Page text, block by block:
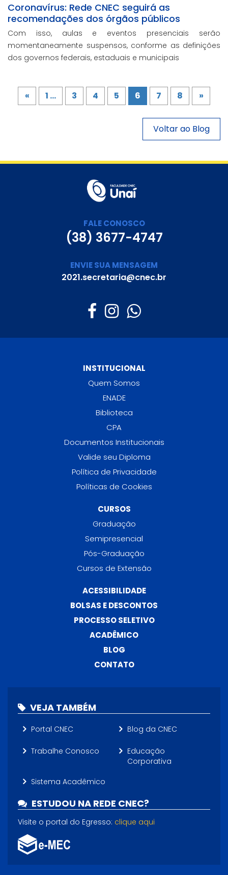
Coronavírus: Rede CNEC seguirá as
recomendações dos órgãos públicos
Com isso, aulas e eventos presenciais serão
momentaneamente suspensos, conforme as definições
dos governos federais, estaduais e municipais
« 1 ... 3 4 5 6 7 8 »
Voltar ao Blog
FALE CONOSCO
(38) 3677-4747
ENVIE SUA MENSAGEM
2021.secretaria@cnec.br
INSTITUCIONAL
Quem Somos
ENADE
Biblioteca
CPA
Documentos Institucionais
Valide seu Diploma
Política de Privacidade
Políticas de Cookies
CURSOS
Graduação
Semipresencial
Pós-Graduação
Cursos de Extensão
ACESSIBILIDADE
BOLSAS E DESCONTOS
PROCESSO SELETIVO
ACADÊMICO
BLOG
CONTATO
VEJA TAMBÉM
Portal CNEC Blog da CNEC
Trabalhe Conosco
Educação
Corporativa
Sistema Acadêmico
ESTUDOU NA REDE CNEC?
Visite o portal do Egresso: clique aqui